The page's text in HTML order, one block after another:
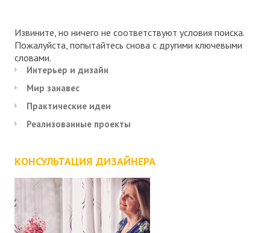
Интерьер и дизайн
Мир занавес
Практические идеи
Реализованные проекты
КОНСУЛЬТАЦИЯ ДИЗАЙНЕРА
Извините, но ничего не соответствуют условия поиска.
Пожалуйста, попытайтесь снова с другими ключевыми
словами.